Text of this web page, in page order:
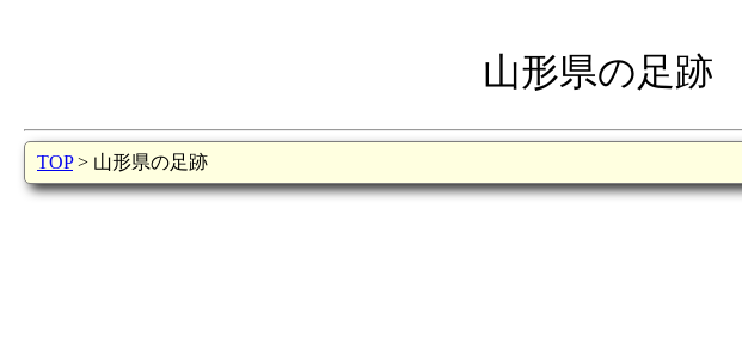
山形県の足跡
TOP> 山形県の足跡